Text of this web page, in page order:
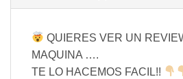
QUIERES VER UN
MAQUINA ….
TE LO HACEMOS FACIL!!